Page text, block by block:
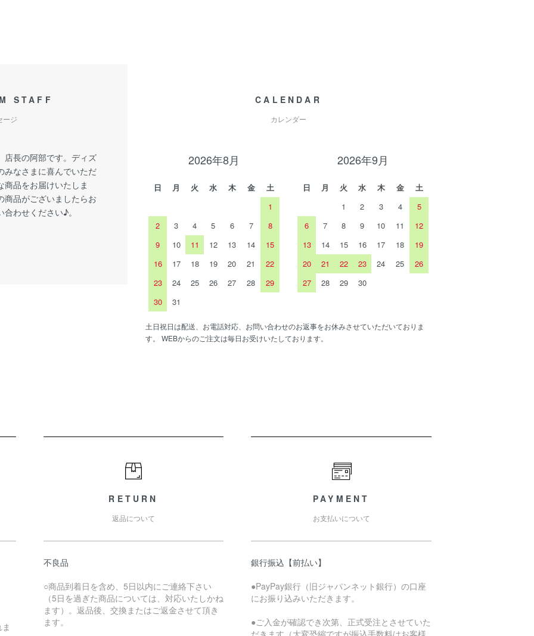
STAFF
ージ
店長の阿部です。ディズ
みなさまに喜んでいただ
商品をお届けいたしま
商品がございましたらお
わせください♪。
CALENDAR
カレンダー
2026年8月
日 月 火 水 木 金
土
1
2
3 4 5 6 7
8
9
10 11 12 13 14
15
16
17 18 19 20 21
22
23
24 25 26 27 28
29
30
31
2026年9月
日 月 火 水 木 金
土
1
2 3 4
5
6
7 8 9 10 11
12
13
14 15 16 17 18
19
20
21 22 23 24 25
26
27
28 29 30
土日祝日は配送、お電話対応、お問い合わせのお返事をお休みさせていただいておりま
す。 WEBからのご注文は毎日お受けいたしております。
RETURN
返品について
不良品
○商品到着日を含め、5日以内にご連絡下さい
（5日を過ぎた商品については、対応いたしかね
ます）。返品後、交換またはご返金させて頂き
ます。
PAYMENT
お支払いについて
銀行振込【前払い】
●PayPay銀行（旧ジャパンネット銀行）の口座
にお振り込みいただきます。
●ご入金が確認でき次第、正式受注とさせていた
だきます（大変恐縮ですが振込手数料はお客様